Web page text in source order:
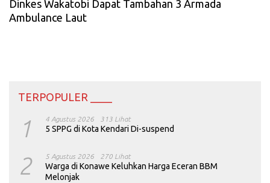
Dinkes Wakatobi Dapat Tambahan 3 Armada
Ambulance Laut
TERPOPULER ____
1 4 Agustus 2026 313 Lihat
5 SPPG di Kota Kendari Di-suspend
2 5 Agustus 2026 270 Lihat
Warga di Konawe Keluhkan Harga Eceran BBM
Melonjak